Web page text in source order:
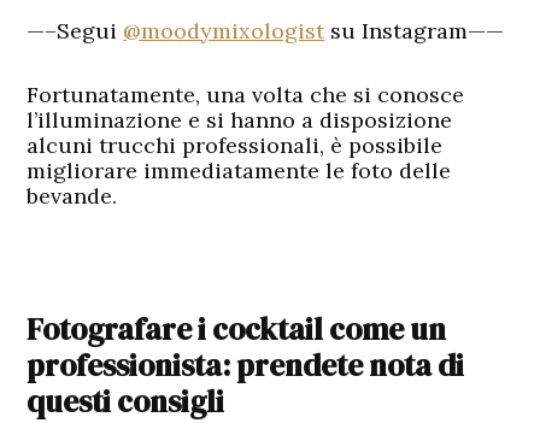
—–Segui @moodymixologistsu Instagram——
Fortunatamente, una volta che si conosce
l’illuminazione e si hanno a disposizione
alcuni trucchi professionali, è possibile
migliorare immediatamente le foto delle
bevande.
Fotografare i cocktail come un
professionista: prendete nota di
questi consigli